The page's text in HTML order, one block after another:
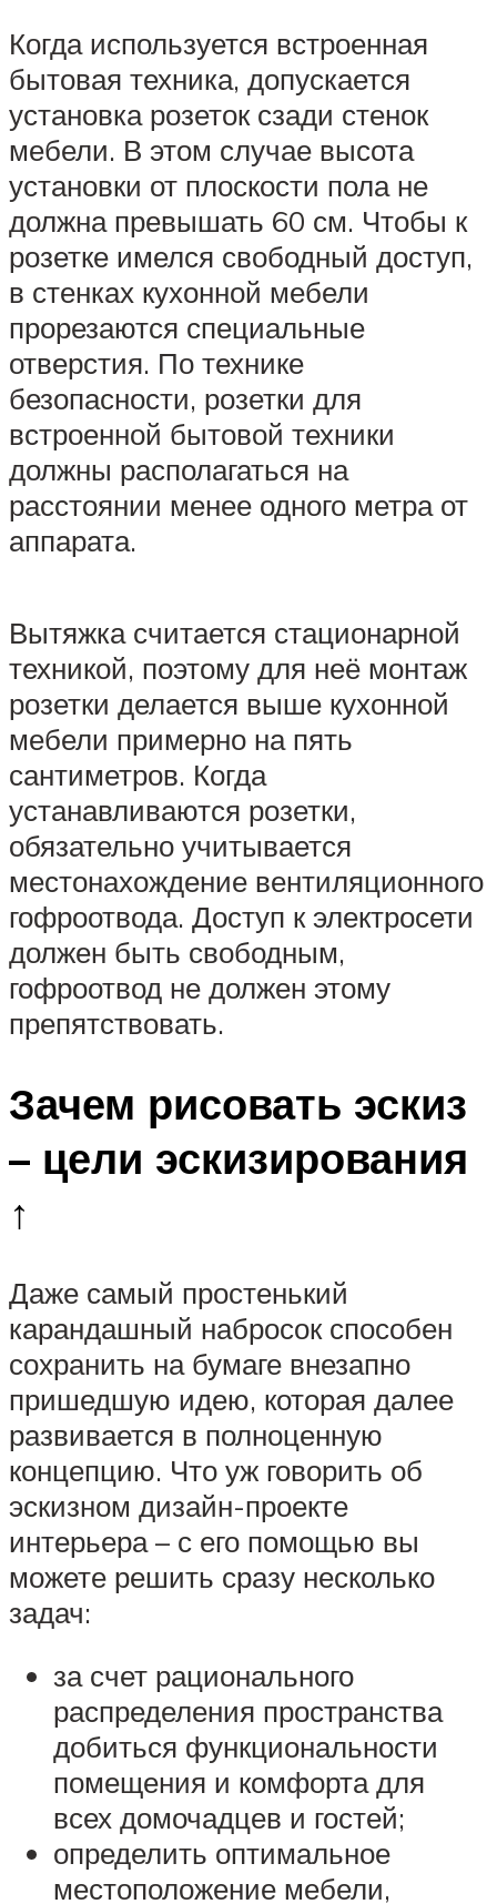
Когда используется встроенная
бытовая техника, допускается
установка розеток сзади стенок
мебели. В этом случае высота
установки от плоскости пола не
должна превышать 60 см. Чтобы к
розетке имелся свободный доступ,
в стенках кухонной мебели
прорезаются специальные
отверстия. По технике
безопасности, розетки для
встроенной бытовой техники
должны располагаться на
расстоянии менее одного метра от
аппарата.
Вытяжка считается стационарной
техникой, поэтому для неё монтаж
розетки делается выше кухонной
мебели примерно на пять
сантиметров. Когда
устанавливаются розетки,
обязательно учитывается
местонахождение вентиляционного
гофроотвода. Доступ к электросети
должен быть свободным,
гофроотвод не должен этому
препятствовать.
Зачем рисовать эскиз
– цели эскизирования
↑
Даже самый простенький
карандашный набросок способен
сохранить на бумаге внезапно
пришедшую идею, которая далее
развивается в полноценную
концепцию. Что уж говорить об
эскизном дизайн-проекте
интерьера – с его помощью вы
можете решить сразу несколько
задач:
за счет рационального
распределения пространства
добиться функциональности
помещения и комфорта для
всех домочадцев и гостей;
определить оптимальное
местоположение мебели,